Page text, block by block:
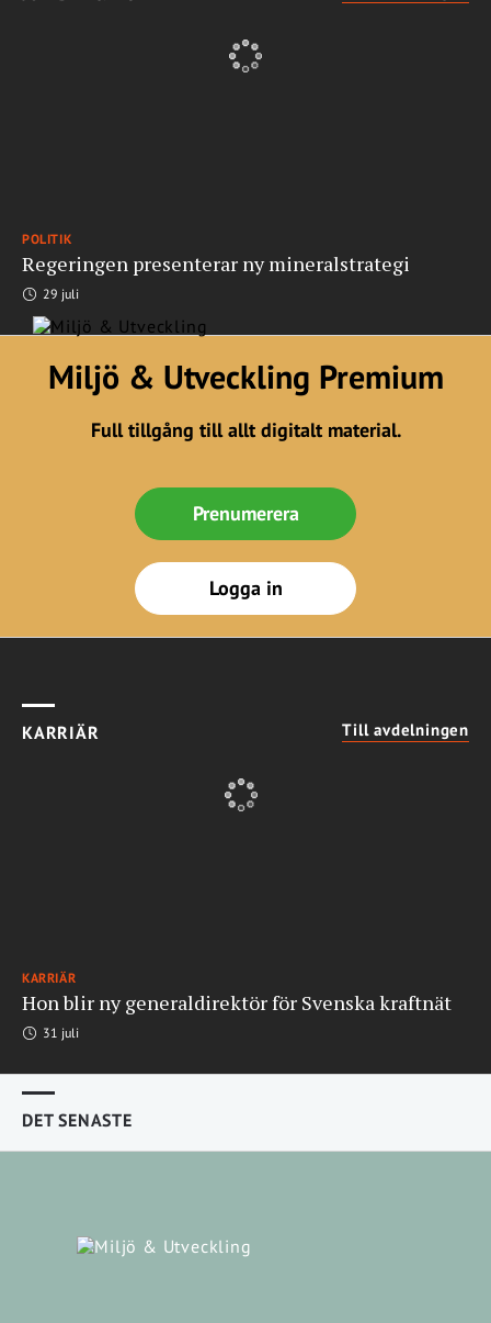
POLITIK
Regeringen presenterar ny mineralstrategi
29 juli
Miljö & Utveckling Premium
Full tillgång till allt digitalt material.
Prenumerera
Logga in
KARRIÄR Till avdelningen
KARRIÄR
Hon blir ny generaldirektör för Svenska kraftnät
31 juli
DET SENASTE